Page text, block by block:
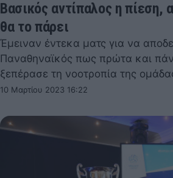
Βασικός αντίπαλος η πίεση,
θα το πάρει
Έμειναν έντεκα ματς για να
Παναθηναϊκός πως πρώτα και
ξεπέρασε τη νοοτροπία της
10 Μαρτίου 2023 16:22